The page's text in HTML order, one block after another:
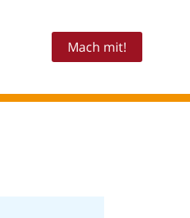
Mach mit!